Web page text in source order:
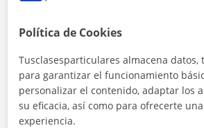
Política de Cookies
Tusclasesparticulares almacena datos,
para garantizar el funcionamiento
personalizar el contenido, adaptar los
su eficacia, así como para ofrecerte
experiencia.